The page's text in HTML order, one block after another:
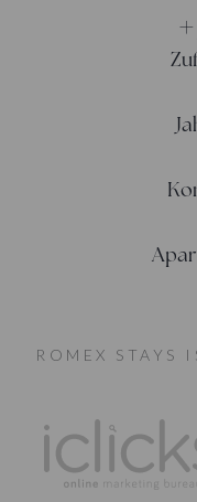
+
ROMEX STAYS